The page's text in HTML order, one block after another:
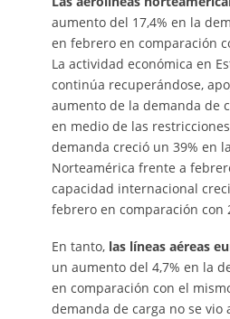
aumento del 17,4% en la
en febrero en comparación
La actividad económica en
continúa recuperándose,
aumento de la demanda de
en medio de las
demanda creció un 39% en
Norteamérica frente a
capacidad internacional
febrero en comparación con
En tanto,las líneas aéreas
un aumento del 4,7% en la
en comparación con el
demanda de carga no se vio